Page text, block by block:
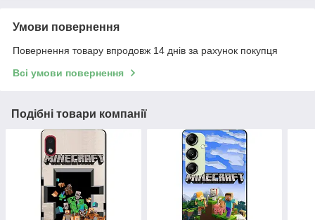
Умови повернення
Повернення товару впродовж 14 днів за рахунок покупця
Всі умови повернення
Подібні товари компанії